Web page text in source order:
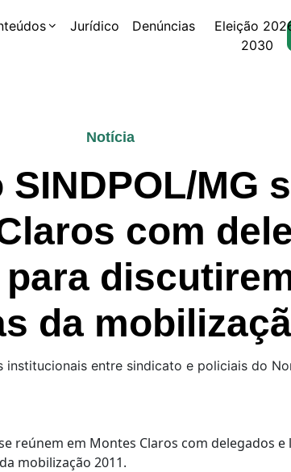
Jurídico Denúncias
Eleição
2030
Notícia
MG
com
da
institucionais entre sindicato e policiais do